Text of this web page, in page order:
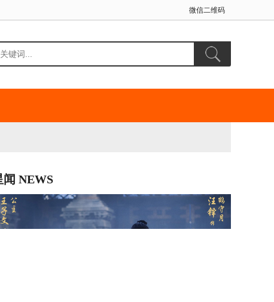
微信二维码
闻 NEWS